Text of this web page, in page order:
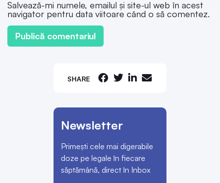
SHARE
Newsletter
Primești cele mai digerabile
doze pe legale în fiecare
săptămână, direct în Inbox
Salvează-mi numele, emailul și site-ul web în acest
navigator pentru data viitoare când o să comentez.